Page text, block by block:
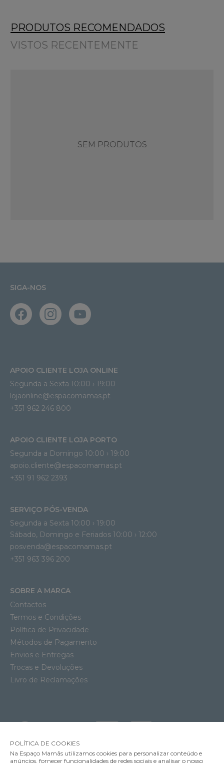
PRODUTOS RECOMENDADOS
VISTOS RECENTEMENTE
SEM PRODUTOS
SIGA-NOS
APOIO CLIENTE LOJA ONLINE
Segunda a Sexta 10:00 › 19:00
lojaonline@espacomamas.pt
+351 962 246 800
APOIO CLIENTE LOJA PORTO
Segunda a Domingo 10:00 › 19:00
apoio.cliente@espacomamas.pt
+351 91 962 2393
SERVIÇO PÓS-VENDA
Segunda a Sexta 10:00 › 19:00
Sábado, Domingo e Feriados 10:00 › 12:00
posvenda@espacomamas.pt
+351 963 396 200
SOBRE A MARCA
Contactos
Termos e Condições
Política de Privacidade
Métodos de Pagamento
Envios e Entregas
Trocas e Devoluções
Livro de Reclamações
POLÍTICA DE COOKIES
Na Espaço Mamãs utilizamos cookies para personalizar conteúdo e
anúncios, fornecer funcionalidades de redes sociais e analisar o nosso